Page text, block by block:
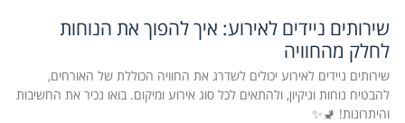
שירותים ניידים לאירוע: איך להפוך את הנוחות
לחלק מהחוויה
שירותים ניידים לאירוע יכולים לשדרג את החוויה הכוללת של האורחים,
להבטיח נוחות וניקיון, ולהתאים לכל סוג אירוע ומיקום. בואו נכיר את החשיבות
והיתרונות! 🚽✨